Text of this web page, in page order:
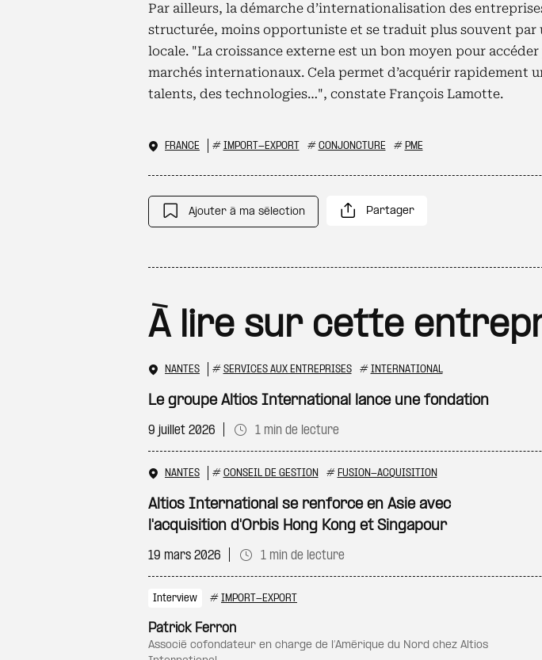
Par ailleurs, la démarche d’internationalisation des
structurée, moins opportuniste et se traduit plus souvent
locale. "La croissance externe est un bon moyen pour
marchés internationaux. Cela permet d’acquérir rapidement
talents, des technologies…", constate François Lamotte.
FRANCE # IMPORT-EXPORT # CONJONCTURE # PME
Ajouter à ma sélection Partager
À lire sur cette
NANTES # SERVICES AUX ENTREPRISES # INTERNATIONAL
Le groupe Altios International lance une fondation
9 juillet 2026 1 min de lecture
NANTES # CONSEIL DE GESTION # FUSION-ACQUISITION
Altios International se renforce en Asie avec
l'acquisition d'Orbis Hong Kong et Singapour
19 mars 2026 1 min de lecture
Interview # IMPORT-EXPORT
Patrick Ferron
associé cofondateur en charge de l’Amérique du Nord chez Altios